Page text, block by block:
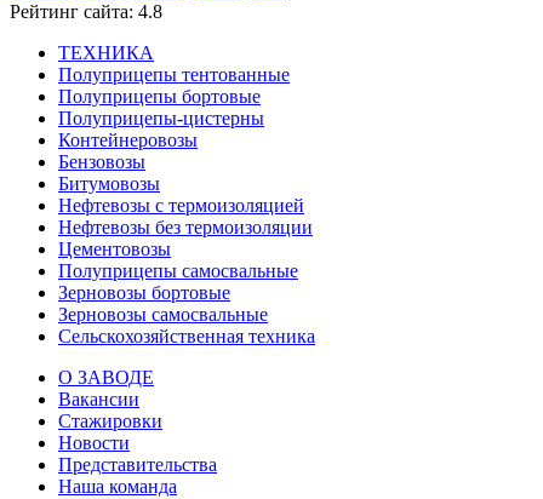
Рейтинг сайта: 4.8
ТЕХНИКА
Полуприцепы тентованные
Полуприцепы бортовые
Полуприцепы-цистерны
Контейнеровозы
Бензовозы
Битумовозы
Нефтевозы с термоизоляцией
Нефтевозы без термоизоляции
Цементовозы
Полуприцепы самосвальные
Зерновозы бортовые
Зерновозы самосвальные
Сельскохозяйственная техника
О ЗАВОДЕ
Вакансии
Стажировки
Новости
Представительства
Наша команда